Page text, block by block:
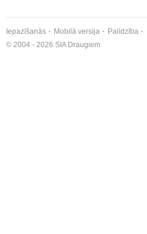
Iepazīšanās Mobilā versija Palīdzība
© 2004 - 2026 SIA Draugiem